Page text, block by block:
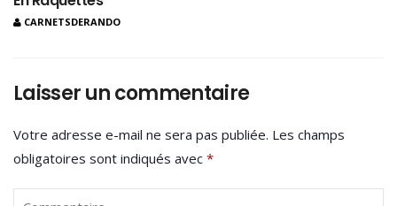
CARNETSDERANDO
Laisser un commentaire
Votre adresse e-mail ne sera pas publiée. Les champs
obligatoires sont indiqués avec *